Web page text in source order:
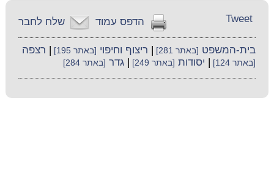
שלח לחבר הדפס עמוד Tweet
בית-המשפט [באתר 281] ריצוף וחיפוי [באתר 195] רצפה
[באתר 124] יסודות [באתר 249] |גדר [באתר 284]